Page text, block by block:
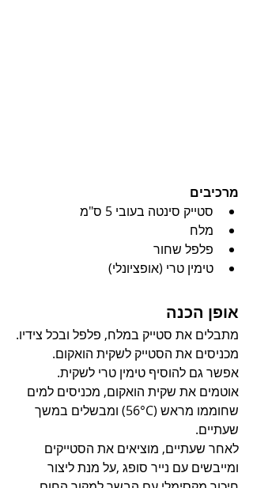
מרכיבים
סטייק סינטה בעובי 5 ס"מ
מלח
פלפל שחור
טימין טרי (אופציונלי)
אופן הכנה
מתבלים את סטייק במלח, פלפל ובכל צידיו.
מכניסים את הסטייק לשקית הואקום.
אפשר גם להוסיף טימין טרי לשקית.
אוטמים את שקית הואקום, מכניסים למים
שחוממו מראש (56°C) ומבשלים במשך
שעתיים.
לאחר שעתיים, מוציאים את הסטייקים
ומייבשים עם נייר סופג ,על מנת ליצור